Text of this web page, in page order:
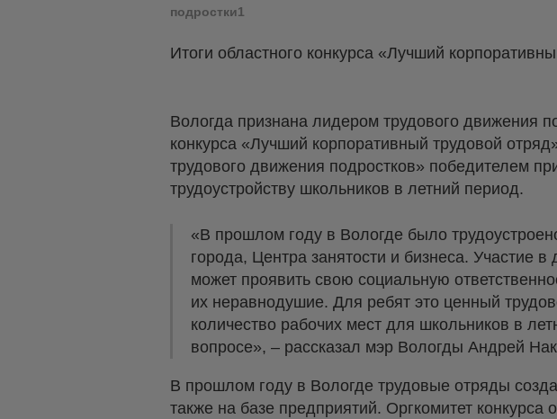
подростки1
Итоги областного конкурса «Лучший
Вологда признана лидером трудового движения
конкурса «Лучший корпоративный трудовой
трудового движения подростков» победителем
трудоустройству школьников в летний период.
«В прошлом году в Вологде было
города, Центра занятости и бизнеса. Участие
может проявить свою социальную
их неравнодушие. Для ребят это ценный
количество рабочих мест для школьников в
вопросе», – рассказал мэр Вологды Андрей
В прошлом году в Вологде трудовые отряды
также на базе предприятий. Оргкомитет